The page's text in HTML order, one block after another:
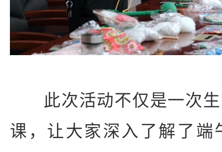
此次活动不仅是一次
课，让大家深入了解了端